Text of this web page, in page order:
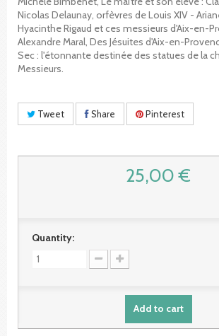
Nicolas Delaunay, orfèvres de Louis XIV -
Hyacinthe Rigaud et ces messieurs d'Aix-en-
Alexandre Maral, Des Jésuites d'Aix-en-
Sec : l'étonnante destinée des statues de la
Messieurs.
Tweet Share Pinterest
25,00 €
Quantity:
Add to cart